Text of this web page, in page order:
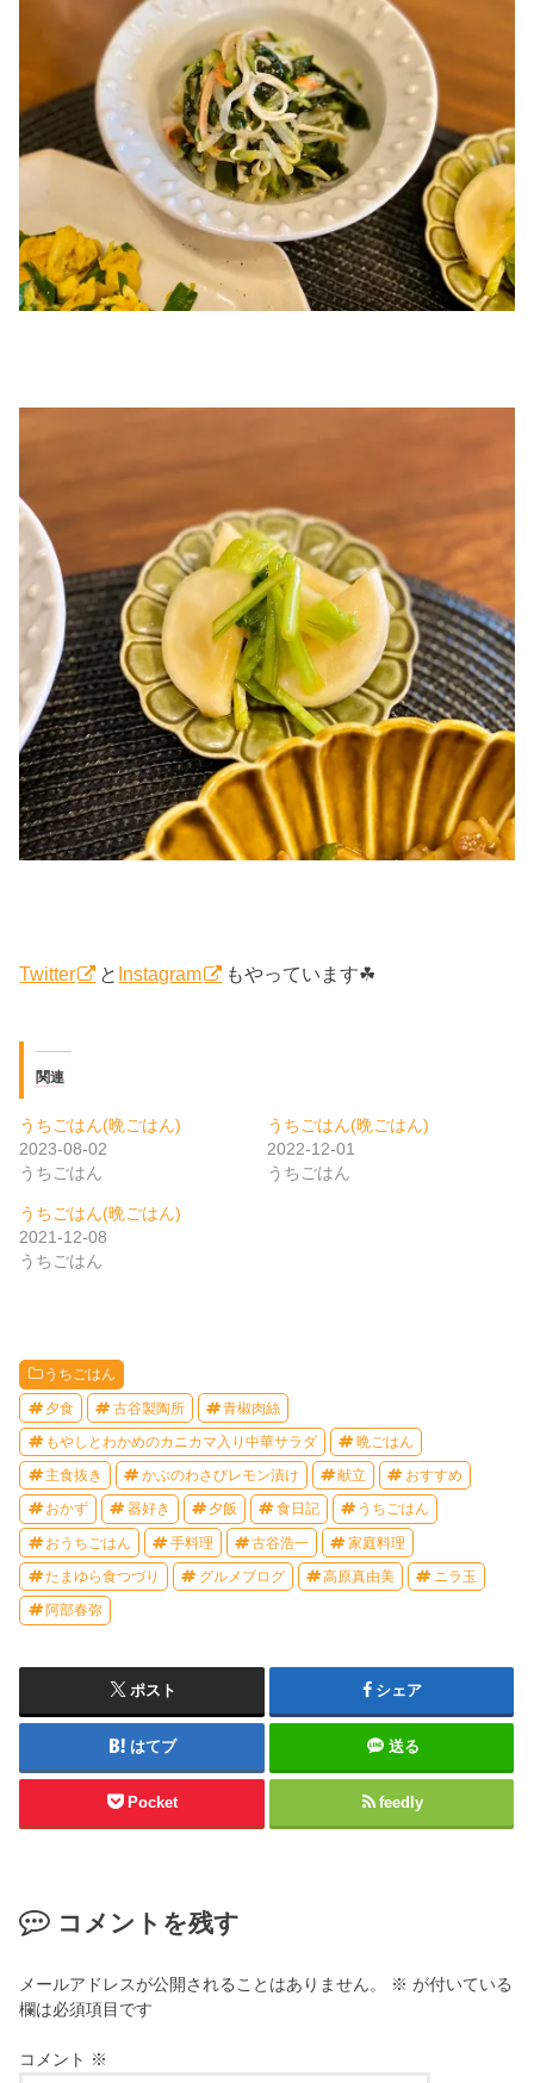
Twitter と Instagram もやっています☘
関連
うちごはん(晩ごはん)
2023-08-02
うちごはん
うちごはん(晩ごはん)
2022-12-01
うちごはん
うちごはん(晩ごはん)
2021-12-08
うちごはん
うちごはん
夕食 古谷製陶所 青椒肉絲
もやしとわかめのカニカマ入り中華サラダ 晩ごはん
主食抜き かぶのわさびレモン漬け 献立 おすすめ
おかず 器好き 夕飯 食日記 うちごはん
おうちごはん 手料理 古谷浩一 家庭料理
たまゆら食つづり グルメブログ 高原真由美 ニラ玉
阿部春弥
ポスト シェア
はてブ 送る
Pocket feedly
コメントを残す
メールアドレスが公開されることはありません。 ※ が付いている
欄は必須項目です
コメント ※